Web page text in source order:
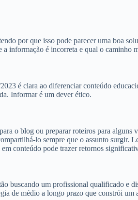
por que isso pode parecer uma boa
informação é incorreta e qual o caminho
é clara ao diferenciar conteúdo
Informar é um dever ético.
o blog ou preparar roteiros para
lo sempre que o assunto surgir.
conteúdo pode trazer retornos
buscando um profissional qualificado e
de médio a longo prazo que constrói